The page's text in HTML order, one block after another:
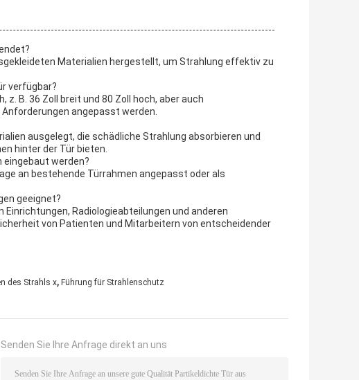
Materialien hergestellt, um Strahlung effektiv zu
verfügbar?
B. 36 Zoll breit und 80 Zoll hoch, aber auch
angepasst werden.
ausgelegt, die schädliche Strahlung absorbieren und
hinter der Tür bieten.
eingebaut werden?
an bestehende Türrahmen angepasst oder als
geeignet?
Radiologieabteilungen und anderen
von Patienten und Mitarbeitern von entscheidender
des Strahls x, Führung für Strahlenschutz
Senden Sie Ihre Anfrage direkt an uns